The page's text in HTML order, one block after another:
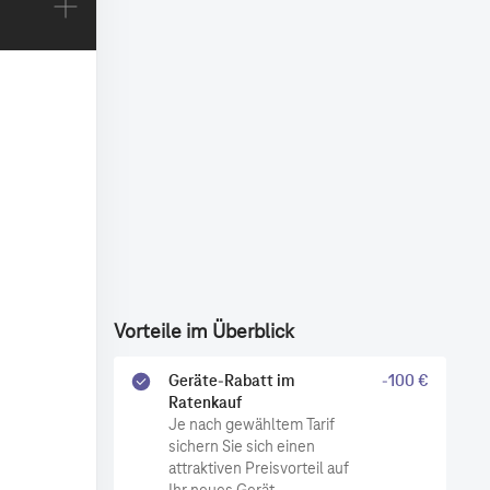
Vorteile im Überblick
Geräte-Rabatt im
Ratenkauf
Je nach gewähltem Tarif
sichern Sie sich einen
attraktiven Preisvorteil auf
-100 €